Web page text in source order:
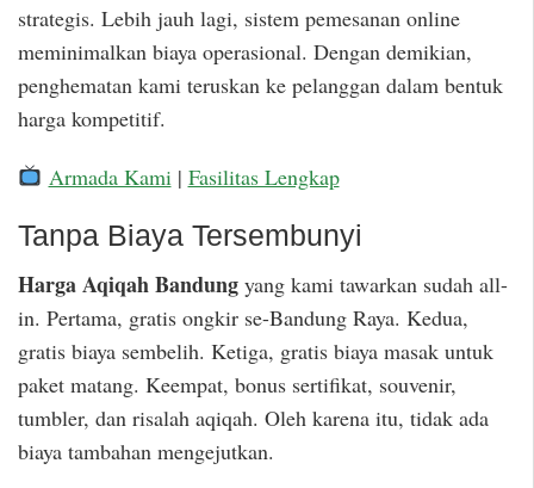
strategis. Lebih jauh lagi, sistem pemesanan online
meminimalkan biaya operasional. Dengan demikian,
penghematan kami teruskan ke pelanggan dalam bentuk
harga kompetitif.
Armada Kami | Fasilitas Lengkap
Tanpa Biaya Tersembunyi
Harga Aqiqah Bandung yang kami tawarkan sudah all-
in. Pertama, gratis ongkir se-Bandung Raya. Kedua,
gratis biaya sembelih. Ketiga, gratis biaya masak untuk
paket matang. Keempat, bonus sertifikat, souvenir,
tumbler, dan risalah aqiqah. Oleh karena itu, tidak ada
biaya tambahan mengejutkan.